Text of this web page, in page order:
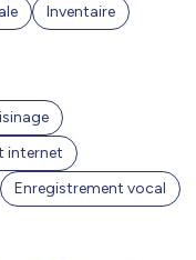
Inventaire
internet
Enregistrement vocal